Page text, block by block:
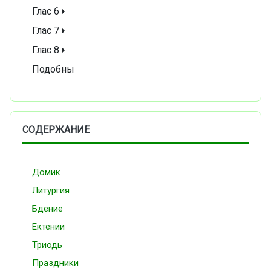
Глас 6
Глас 7
Глас 8
Подобны
СОДЕРЖАНИЕ
Домик
Литургия
Бдение
Ектении
Триодь
Праздники